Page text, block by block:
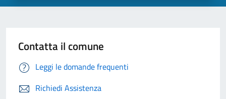
Contatta il comune
Leggi le domande frequenti
Richiedi Assistenza